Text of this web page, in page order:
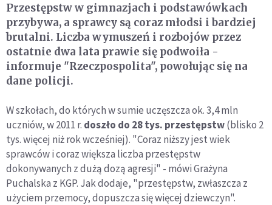
Przestępstw w gimnazjach i podstawówkach
przybywa, a sprawcy są coraz młodsi i bardziej
brutalni. Liczba wymuszeń i rozbojów przez
ostatnie dwa lata prawie się podwoiła -
informuje "Rzeczpospolita", powołując się na
dane policji.
W szkołach, do których w sumie uczęszcza ok. 3,4 mln
uczniów, w 2011 r. doszło do 28 tys. przestępstw(blisko 2
tys. więcej niż rok wcześniej). "Coraz niższy jest wiek
sprawców i coraz większa liczba przestępstw
dokonywanych z dużą dozą agresji" - mówi Grażyna
Puchalska z KGP. Jak dodaje, "przestępstw, zwłaszcza z
użyciem przemocy, dopuszcza się więcej dziewczyn".